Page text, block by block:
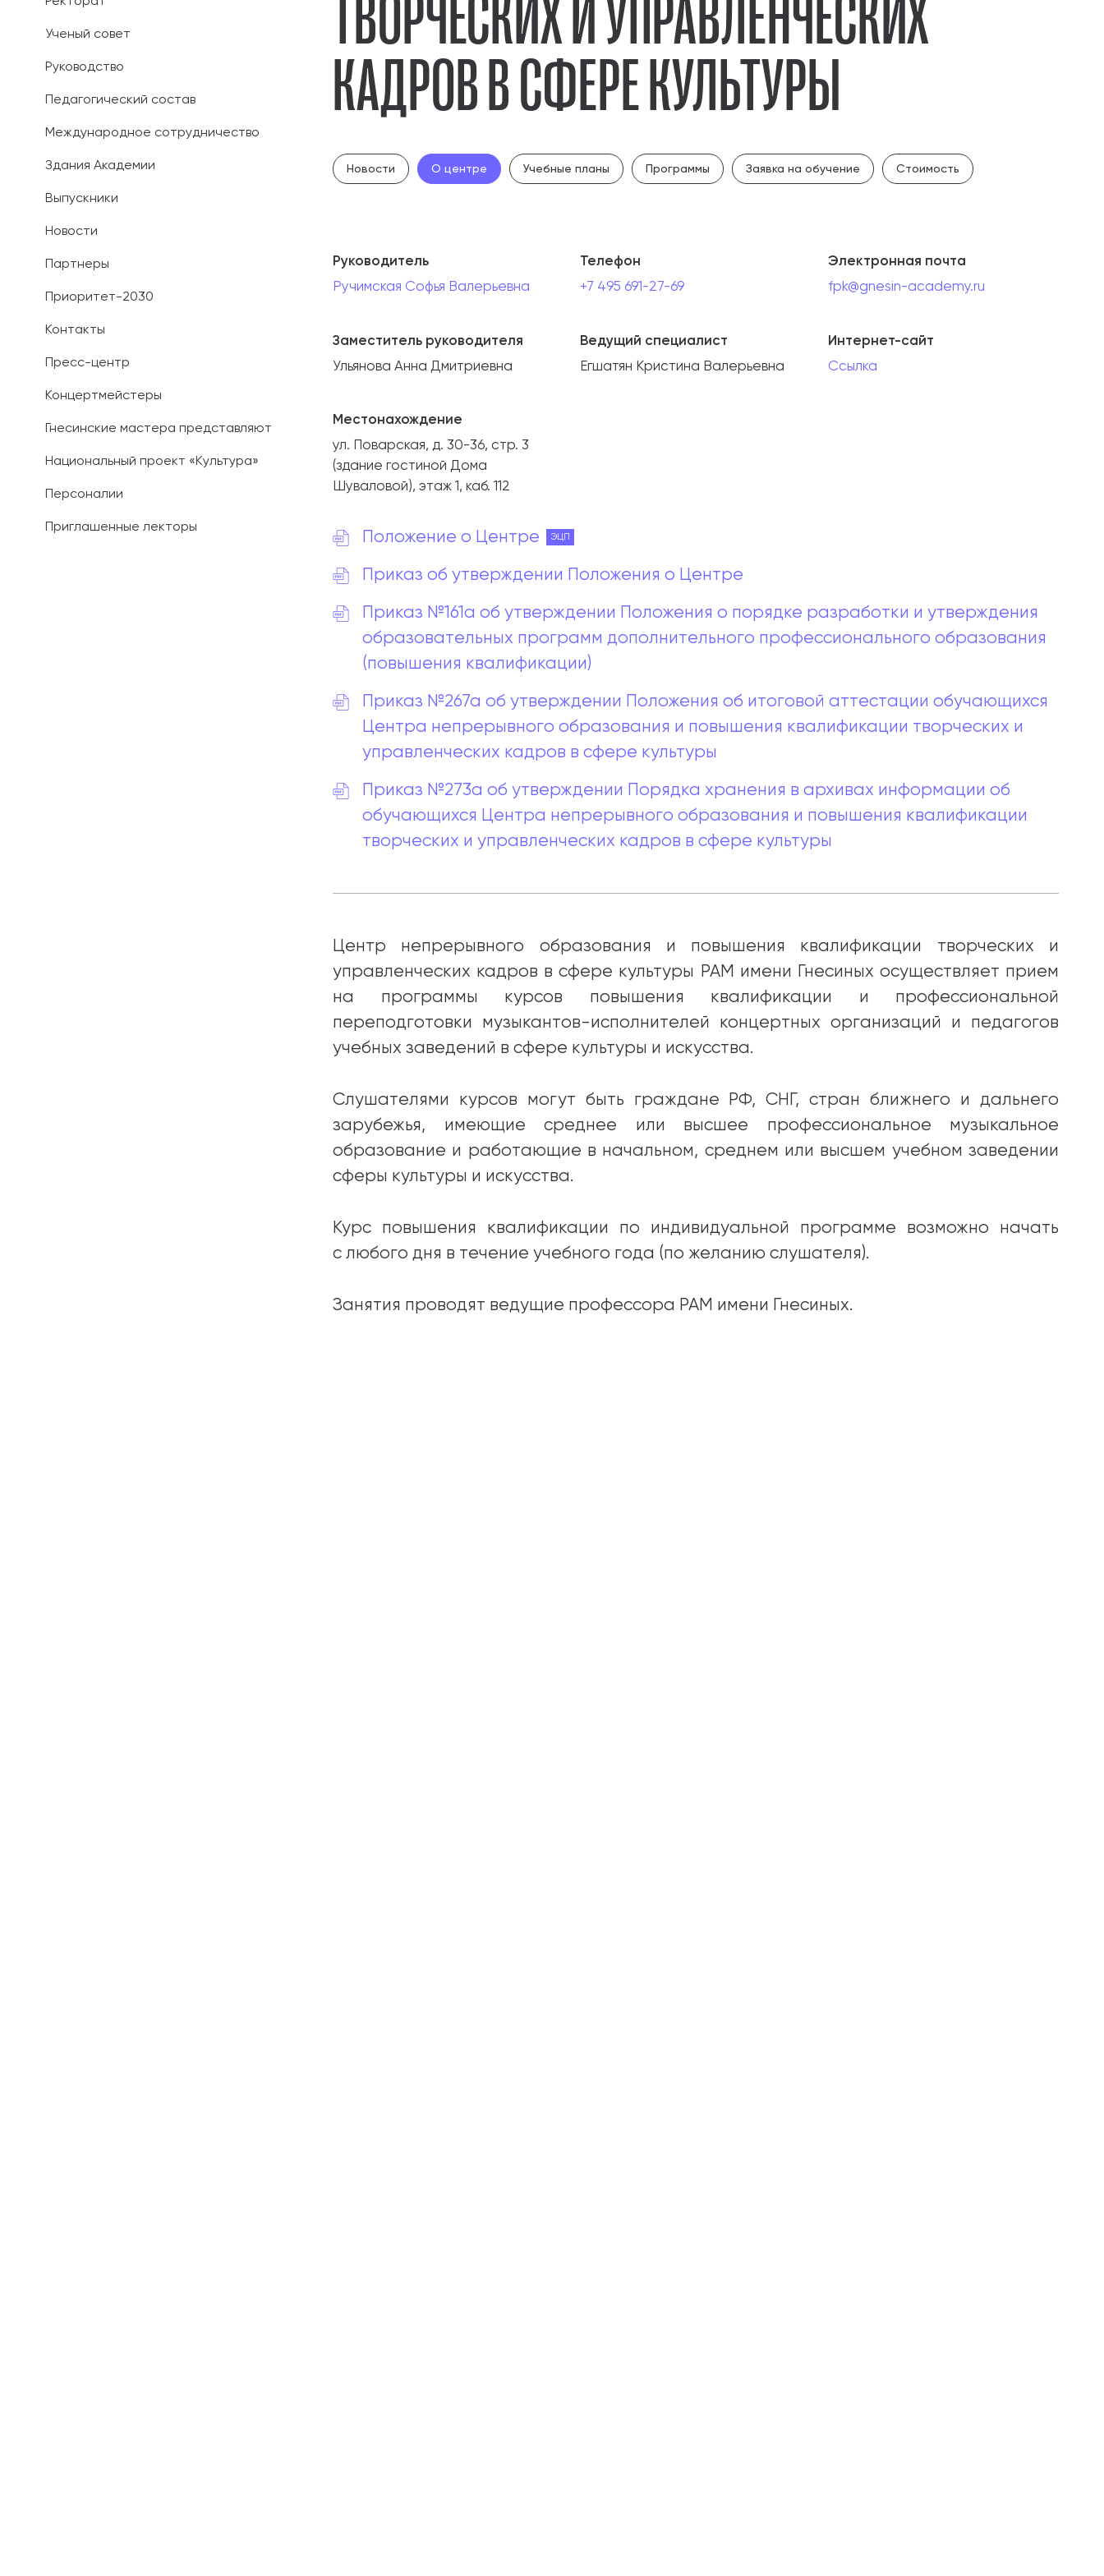
Иностранным абитуриентам
Платные образовательные услуги
Личный кабинет абитуриента
предыдущего года
Ученый совет
Руководство
Педагогический состав
Международное сотрудничество
Здания Академии
Выпускники
Новости
Партнеры
Приоритет-2030
Контакты
Пресс-центр
Концертмейстеры
Гнесинские мастера представляют
Национальный проект «Культура»
Персоналии
Приглашенные лекторы
КАДРОВ В СФЕРЕ КУЛЬТУРЫ
Новости О центре Учебные планы Программы Заявка на обучение Стоимость
Руководитель
Ручимская Софья Валерьевна
Телефон
+7 495 691-27-69
Электронная почта
fpk@gnesin-academy.ru
Заместитель руководителя
Ульянова Анна Дмитриевна
Ведущий специалист
Егшатян Кристина Валерьевна
Интернет-сайт
Ссылка
Местонахождение
ул. Поварская, д. 30-36, стр. 3
(здание гостиной Дома
Шуваловой), этаж 1, каб. 112
Положение о Центре ЭЦП
Приказ об утверждении Положения о Центре
Приказ №161а об утверждении Положения о порядке разработки и утверждения
образовательных программ дополнительного профессионального образования
(повышения квалификации)
Приказ №267а об утверждении Положения об итоговой аттестации обучающихся
Центра непрерывного образования и повышения квалификации творческих и
управленческих кадров в сфере культуры
Приказ №273а об утверждении Порядка хранения в архивах информации об
обучающихся Центра непрерывного образования и повышения квалификации
творческих и управленческих кадров в сфере культуры
Центр непрерывного образования и повышения квалификации творческих и
управленческих кадров в сфере культуры РАМ имени Гнесиных осуществляет прием
на программы курсов повышения квалификации и профессиональной
переподготовки музыкантов-исполнителей концертных организаций и педагогов
учебных заведений в сфере культуры и искусства.
Слушателями курсов могут быть граждане РФ, СНГ, стран ближнего и дальнего
зарубежья, имеющие среднее или высшее профессиональное музыкальное
образование и работающие в начальном, среднем или высшем учебном заведении
сферы культуры и искусства.
Курс повышения квалификации по индивидуальной программе возможно начать
с любого дня в течение учебного года (по желанию слушателя).
Занятия проводят ведущие профессора РАМ имени Гнесиных.